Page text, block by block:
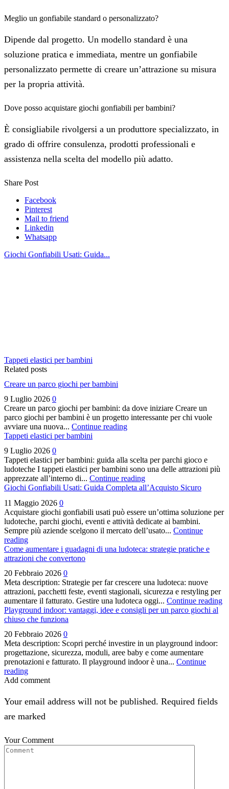
Meglio un gonfiabile standard o personalizzato?
Dipende dal progetto. Un modello standard è una
soluzione pratica e immediata, mentre un gonfiabile
personalizzato permette di creare un’attrazione su misura
per la propria attività.
Dove posso acquistare giochi gonfiabili per bambini?
È consigliabile rivolgersi a un produttore specializzato, in
grado di offrire consulenza, prodotti professionali e
assistenza nella scelta del modello più adatto.
Share Post
Facebook
Pinterest
Mail to friend
Linkedin
Whatsapp
Giochi Gonfiabili Usati: Guida...
Tappeti elastici per bambini
Related posts
Creare un parco giochi per bambini
9 Luglio 2026 0
Creare un parco giochi per bambini: da dove iniziare Creare un
parco giochi per bambini è un progetto interessante per chi vuole
avviare una nuova... Continue reading
Tappeti elastici per bambini
9 Luglio 2026 0
Tappeti elastici per bambini: guida alla scelta per parchi gioco e
ludoteche I tappeti elastici per bambini sono una delle attrazioni più
apprezzate all’interno di... Continue reading
Giochi Gonfiabili Usati: Guida Completa all’Acquisto Sicuro
11 Maggio 2026 0
Acquistare giochi gonfiabili usati può essere un’ottima soluzione per
ludoteche, parchi giochi, eventi e attività dedicate ai bambini.
Sempre più aziende scelgono il mercato dell’usato... Continue
reading
Come aumentare i guadagni di una ludoteca: strategie pratiche e
attrazioni che convertono
20 Febbraio 2026 0
Meta description: Strategie per far crescere una ludoteca: nuove
attrazioni, pacchetti feste, eventi stagionali, sicurezza e restyling per
aumentare il fatturato. Gestire una ludoteca oggi... Continue reading
Playground indoor: vantaggi, idee e consigli per un parco giochi al
chiuso che funziona
20 Febbraio 2026 0
Meta description: Scopri perché investire in un playground indoor:
progettazione, sicurezza, moduli, aree baby e come aumentare
prenotazioni e fatturato. Il playground indoor è una... Continue
reading
Add comment
Your email address will not be published. Required fields
are marked
Your Comment